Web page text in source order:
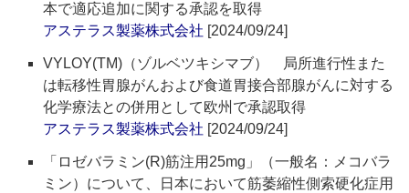
本で適応追加に関する承認を取得
アステラス製薬株式会社 [2024/09/24]
VYLOY(TM)（ゾルベツキシマブ） 局所進行性また
は転移性胃腺がんおよび食道胃接合部腺がんに対する
化学療法との併用として欧州で承認取得
アステラス製薬株式会社 [2024/09/24]
「ロゼバラミン(R)筋注用25mg」（一般名：メコバラ
ミン）について、日本において筋萎縮性側索硬化症用